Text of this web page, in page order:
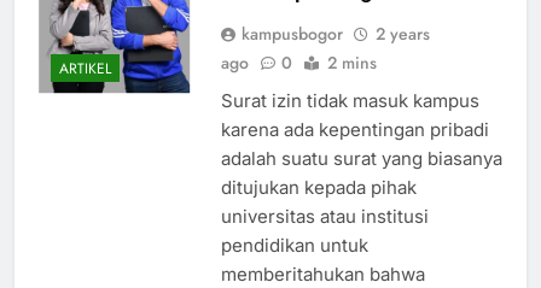
ARTIKEL
kampusbogor
2 years
ago
0 2 mins
Surat izin tidak masuk kampus
karena ada kepentingan pribadi
adalah suatu surat yang biasanya
ditujukan kepada pihak
universitas atau institusi
pendidikan untuk
memberitahukan bahwa